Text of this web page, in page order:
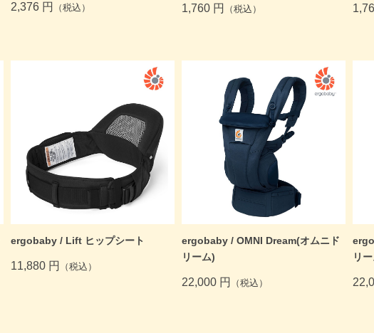
2,376 円 （税込） 1,760 円 （税込）
ergobaby / Lift ヒップシート
11,880 円 （税込）
ergobaby / OMNI Dream(オムニド
リーム)
22,000 円 （税込）
リ